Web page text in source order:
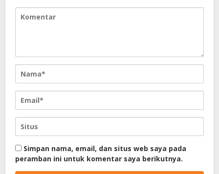
Simpan nama, email, dan situs web saya pada
peramban ini untuk komentar saya berikutnya.